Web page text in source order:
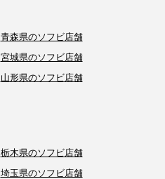
青森県のソフビ店舗
宮城県のソフビ店舗
山形県のソフビ店舗
栃木県のソフビ店舗
埼玉県のソフビ店舗